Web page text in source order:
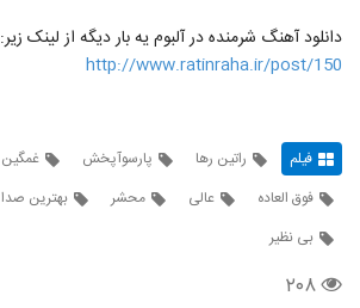
دانلود آهنگ شرمنده در آلبوم یه بار دیگه از لینک زیر:
http://www.ratinraha.ir/post/150
فیلم راتین رها پارسوآپخش غمگین
فوق العاده
عالی محشر بهترین صدا
بی نظیر
۲۰۸